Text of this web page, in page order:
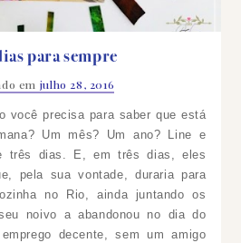
para sempre
em julho 28, 2016
você precisa para saber que está
Um mês? Um ano? Line e
três dias. E, em três dias, eles
pela sua vontade, duraria para
no Rio, ainda juntando os
noivo a abandonou no dia do
decente, sem um amigo